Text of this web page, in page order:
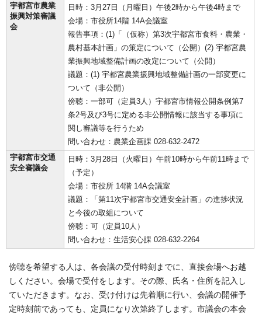
宇都宮市農業
振興対策審議
会
日時：3月27日（月曜日）午後2時から午後4時まで
会場：市役所14階 14A会議室
報告事項：(1)「（仮称）第3次宇都宮市食料・農業・
農村基本計画」の策定について（公開）(2) 宇都宮農
業振興地域整備計画の改定について（公開）
議題：(1) 宇都宮農業振興地域整備計画の一部変更に
ついて（非公開）
傍聴：一部可（定員3人）宇都宮市情報公開条例第7
条2号及び3号に定める非公開情報に該当する事項に
関し審議等を行うため
問い合わせ：農業企画課 028-632-2472
宇都宮市交通
安全審議会
日時：3月28日（火曜日）午前10時から午前11時まで
（予定）
会場：市役所 14階 14A会議室
議題：「第11次宇都宮市交通安全計画」の進捗状況
と今後の取組について
傍聴：可（定員10人）
問い合わせ：生活安心課 028-632-2264
傍聴を希望する人は、各会議の受付時刻までに、直接会場へお越
しください。会場で受付をします。その際、氏名・住所を記入し
ていただきます。なお、受け付けは先着順に行い、会議の開催予
定時刻前であっても、定員になり次第終了します。市議会の本会